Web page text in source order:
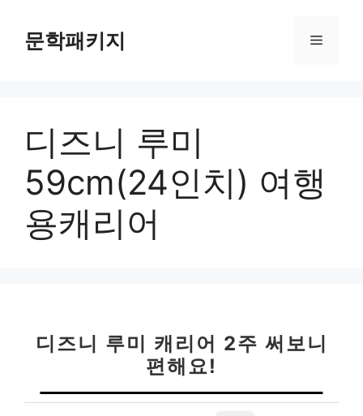
문학패키지 메
디즈니 루미
59cm(24인치) 여행
용캐리어
디즈니 루미 캐리어 2주 써보니
편해요!